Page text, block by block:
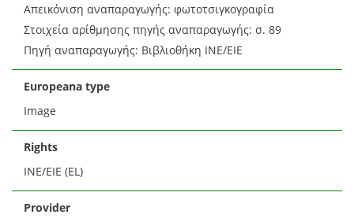
Απεικόνιση αναπαραγωγής: φωτοτσιγκογραφία
Στοιχεία αρίθμησης πηγής αναπαραγωγής: σ. 89
Πηγή αναπαραγωγής: Βιβλιοθήκη ΙΝΕ/ΕΙΕ
Europeana type
Image
Rights
ΙΝΕ/ΕΙΕ (EL)
Provider